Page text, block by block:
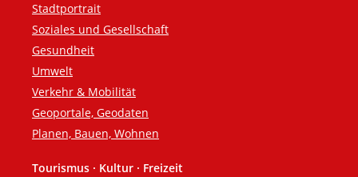
Stadtportrait
Soziales und Gesellschaft
Gesundheit
Umwelt
Verkehr & Mobilität
Geoportale, Geodaten
Planen, Bauen, Wohnen
Tourismus · Kultur · Freizeit